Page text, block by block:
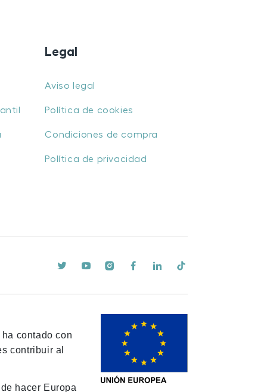
Legal
Aviso legal
Política de cookies
Condiciones de compra
Política de privacidad
contado con
contribuir al
hacer Europa